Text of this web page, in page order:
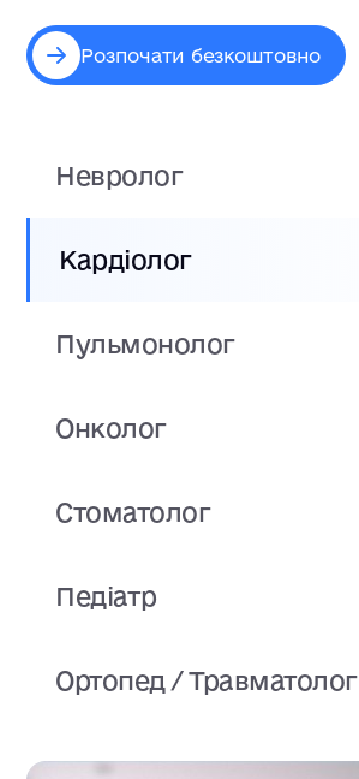
Розпочати безкоштовно
Невролог
Кардіолог
Пульмонолог
Онколог
Стоматолог
Педіатр
Ортопед / Травматолог